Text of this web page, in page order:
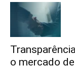
o mercado